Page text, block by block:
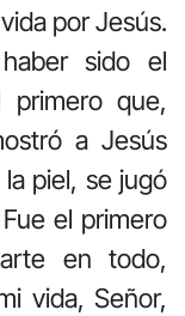
por Jesús.
sido el
que,
a Jesús
piel, se jugó
el primero
en todo,
vida, Señor,